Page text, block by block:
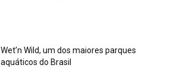
Wet’n Wild, um dos maiores parques
aquáticos do Brasil